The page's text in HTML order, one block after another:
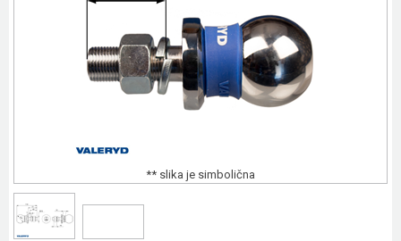
** slika je simbolična